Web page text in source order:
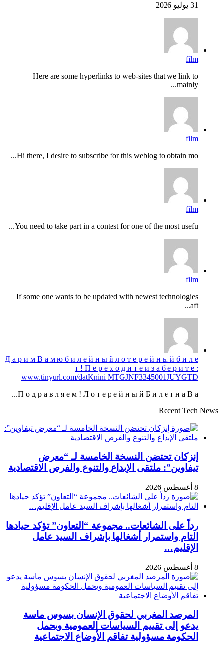
31 يوليو 2026
film
Here are some hyperlinks to web-sites that we link to
mainly...
film
Hi there, I desire to subscribe for this weblog to obtain mo...
film
You need to take part in a contest for one of the most usefu...
film
If some one wants to be updated with newest technologies
aft...
Д а р и м В а м ю б и л е й н ы й л о т е р е й н ы й б и л е
т ! П е р е х о д и т е и з а б е р и т е :
www.tinyurl.com/datKnini MTGJNF3345001JUYGTD
П о д р а в л я е м ! Л о т е р е й н ы й Б и л е т н а В а...
Recent Tech News
إنزكان تحتضن النسخة الخامسة لـ “معرض
تيفاوين”: ملتقى الإبداع والتنوع والفرص الاقتصادية
8 أغسطس 2026
رداً على الشائعات.. مجموعة “التعاون” تؤكد حيادها
التام واستمرار أشغالها بإشراف السيد عامل
الإقليم…
8 أغسطس 2026
المرصد المغربي لحقوق الإنسان بسوس ماسة
يدعو إلى تقييم السياسات العمومية ويحمل
الحكومة مسؤولية تفاقم الأوضاع الاجتماعية